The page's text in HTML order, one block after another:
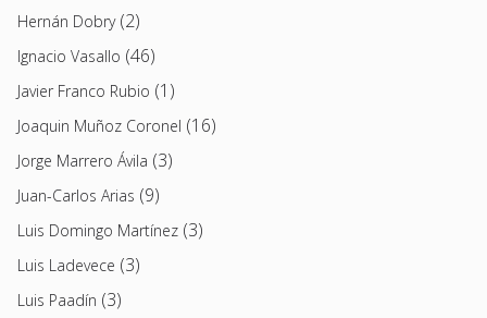
Hernán Dobry(2)
Ignacio Vasallo (46)
Javier Franco Rubio (1)
Joaquin Muñoz Coronel (16)
Jorge Marrero Ávila (3)
Juan-Carlos Arias (9)
Luis Domingo Martínez (3)
Luis Ladevece (3)
Luis Paadín (3)